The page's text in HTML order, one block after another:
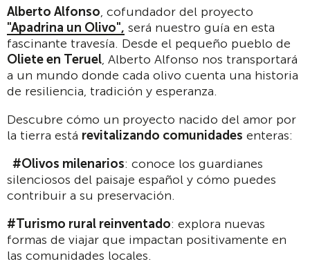
Alberto Alfonso, cofundador del proyecto
"Apadrina un Olivo", será nuestro guía en esta
fascinante travesía. Desde el pequeño pueblo de
Oliete en Teruel, Alberto Alfonso nos transportará
a un mundo donde cada olivo cuenta una historia
de resiliencia, tradición y esperanza.
Descubre cómo un proyecto nacido del amor por
la tierra está revitalizando comunidades enteras:
#Olivos milenarios: conoce los guardianes
silenciosos del paisaje español y cómo puedes
contribuir a su preservación.
#Turismo rural reinventado: explora nuevas
formas de viajar que impactan positivamente en
las comunidades locales.